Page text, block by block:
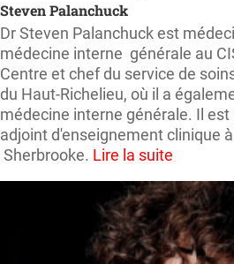
Steven Palanchuck
Dr Steven Palanchuck est
médecine interne générale au
Centre et chef du service de
du Haut-Richelieu, où il a
médecine interne générale. Il
adjoint d'enseignement clinique
Sherbrooke. Lire la suite